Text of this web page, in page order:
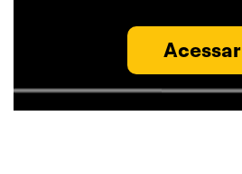
Acessar